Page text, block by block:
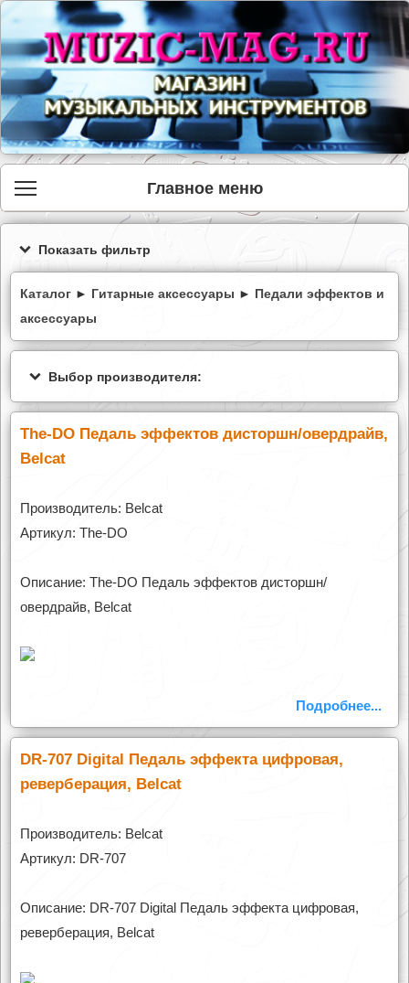
Главное меню
Показать фильтр
Каталог ► Гитарные аксессуары ► Педали эффектов и
аксессуары
Выбор производителя:
The-DO Педаль эффектов дисторшн/овердрайв,
Belcat
Производитель: Belcat
Артикул: The-DO
Описание: The-DO Педаль эффектов дисторшн/
овердрайв, Belcat
Подробнее...
DR-707 Digital Педаль эффекта цифровая,
реверберация, Belcat
Производитель: Belcat
Артикул: DR-707
Описание: DR-707 Digital Педаль эффекта цифровая,
реверберация, Belcat